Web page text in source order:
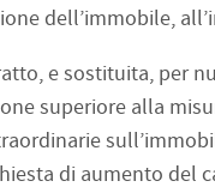
dell’immobile,
e sostituita, per
superiore alla
di aumento del